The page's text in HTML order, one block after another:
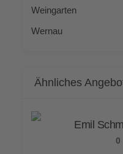
Wein­gar­ten
Wer­n­au
Ähn­li­ches
0